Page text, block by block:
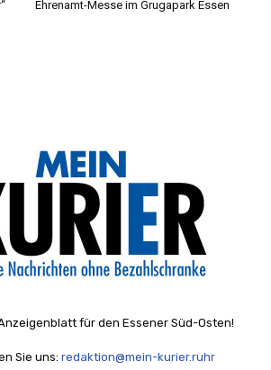
Ehrenamt-Messe im Grugapark Essen
für den Essener Süd-Osten!
Sie uns: redaktion@mein-kurier.ruhr